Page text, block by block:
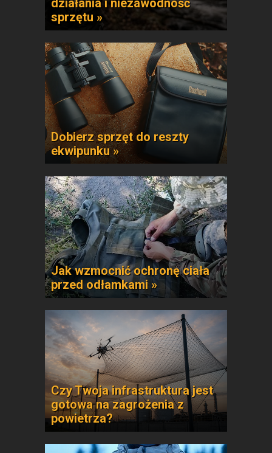
działania i niezawodność
sprzętu »
Dobierz sprzęt do reszty
ekwipunku »
Jak wzmocnić ochronę ciała
przed odłamkami »
Czy Twoja infrastruktura jest
gotowa na zagrożenia z
powietrza?